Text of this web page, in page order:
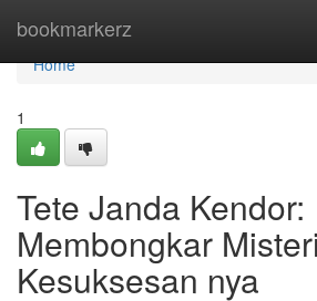
bookmarkerz
Home
Home
1
Tete Janda Kendor:
Membongkar
Kesuksesan nya